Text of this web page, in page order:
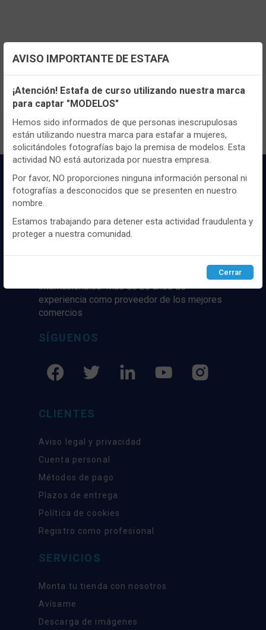
TENEMOS MUCHOS MÁS !
Registrateaquípara poder ver todo el
contenido y los precios.
internacionales. Más de 25 años de
experiencia como proveedor de los mejores
comercios
SÍGUENOS
CLIENTES
Aviso legal y privacidad
Cuenta personal
Métodos de pago
Plazos de entrega
Política de cookies
Registro como profesional
SERVICIOS
Monta tu tienda con nosotros
Avísame
Descarga de imágenes
Configuración de cookies
Utilizamos cookies propias y de terceros, de sesión o
persistentes, para hacer funcionar de manera segura nuestra
página web y personalizar su contenido.
Igualmente, utilizamos cookies para medir y obtener datos de
la navegación que realizas y para ajustar el contenido a tus
gustos y preferencias.
Puedesconfigurary aceptar el uso de cookies a tu gusto.
Para obtener más información visita nuestra
cookies.
Configurar Rechazar ACEPTAR
AVISO IMPORTANTE DE ESTAFA
¡Atención! Estafa de curso utilizando nuestra marca
para captar "MODELOS"
Hemos sido informados de que personas inescrupulosas
están utilizando nuestra marca para estafar a mujeres,
solicitándoles fotografías bajo la premisa de modelos. Esta
actividad NO está autorizada por nuestra empresa.
Por favor, NO proporciones ninguna información personal ni
fotografías a desconocidos que se presenten en nuestro
nombre.
Estamos trabajando para detener esta actividad fraudulenta y
proteger a nuestra comunidad.
Cerrar